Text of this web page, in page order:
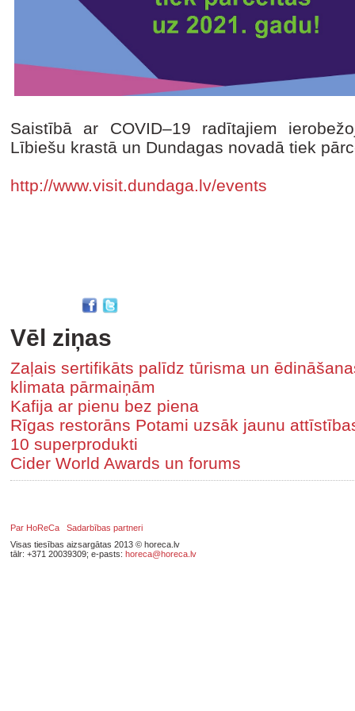
Saistībā ar COVID–19 radītajiem
Lībiešu krastā un Dundagas novadā tiek
http://www.visit.dundaga.lv/events
Vēl ziņas
Zaļais sertifikāts palīdz tūrisma un
klimata pārmaiņām
Kafija ar pienu bez piena
Rīgas restorāns Potami uzsāk jaunu
10 superprodukti
Cider World Awards un forums
Par HoReCa
Sadarbības partneri
Visas tiesības aizsargātas 2013 © horeca.lv
tālr: +371 20039309; e-pasts: horeca@horeca.lv